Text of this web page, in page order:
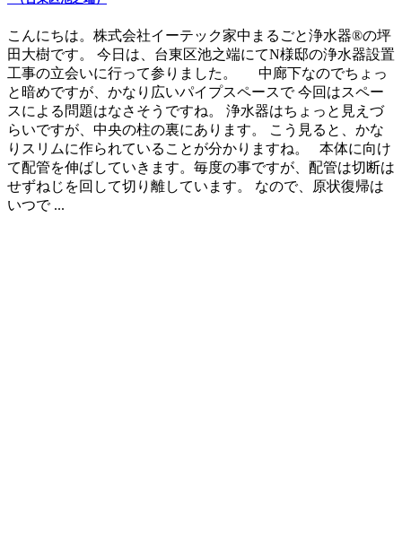
こんにちは。株式会社イーテック家中まるごと浄水器®の坪
田大樹です。 今日は、台東区池之端にてN様邸の浄水器設置
工事の立会いに行って参りました。 中廊下なのでちょっ
と暗めですが、かなり広いパイプスペースで 今回はスペー
スによる問題はなさそうですね。 浄水器はちょっと見えづ
らいですが、中央の柱の裏にあります。 こう見ると、かな
りスリムに作られていることが分かりますね。 本体に向け
て配管を伸ばしていきます。毎度の事ですが、配管は切断は
せずねじを回して切り離しています。 なので、原状復帰は
いつで ...